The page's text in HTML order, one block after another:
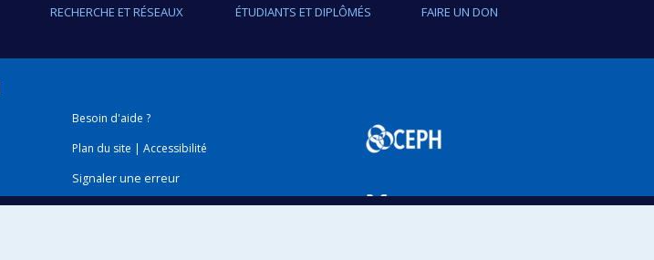
RECHERCHE ET RÉSEAUX ÉTUDIANTS ET DIPLÔMÉS FAIRE UN DON
Besoin d'aide ?
Plan du site |Accessibilité
Signaler une erreur